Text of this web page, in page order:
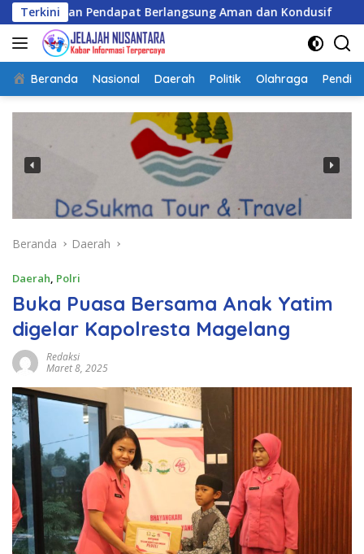
Langsung
ke
konten
Terkini
Berlangsung Aman dan Kondusif
Beranda Nasional Daerah Politik Olahraga
Beranda Daerah
Daerah, Polri
Buka Puasa Bersama Anak Yatim
digelar Kapolresta Magelang
Redaksi
Maret 8, 2025